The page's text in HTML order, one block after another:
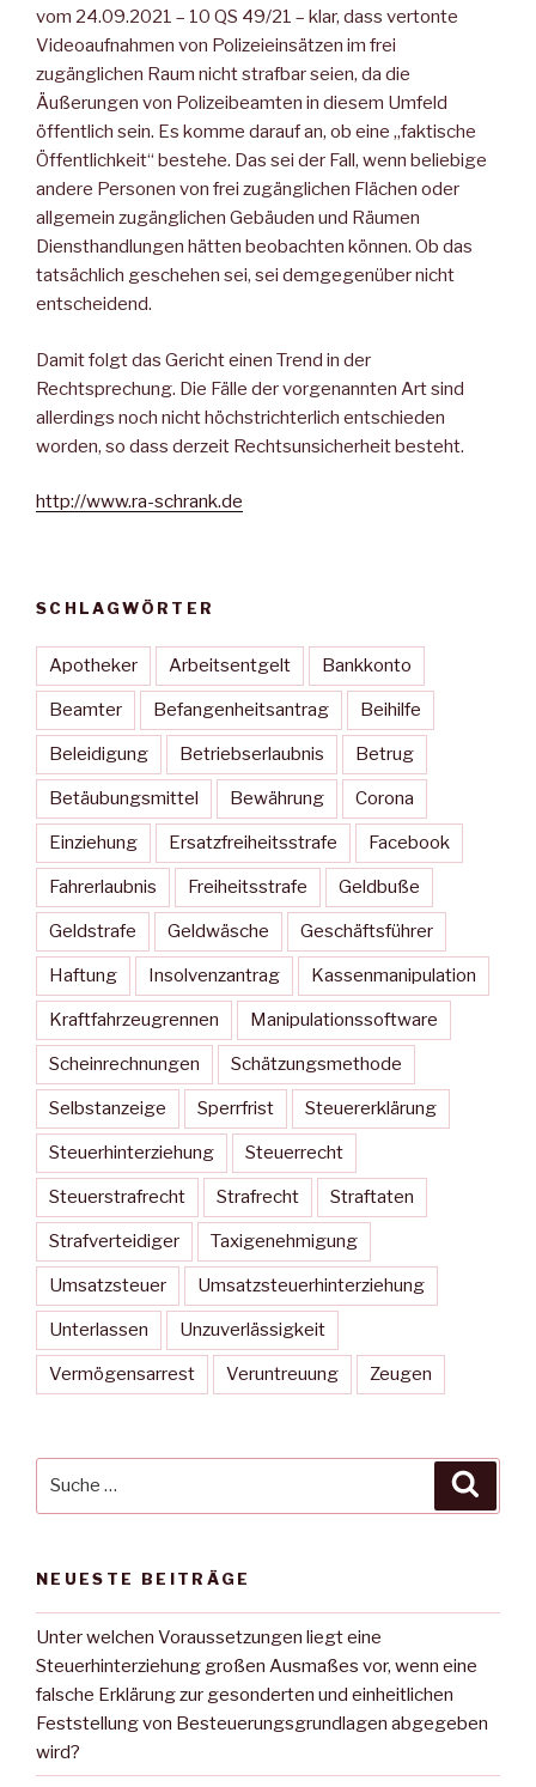
vom 24.09.2021 – 10 QS 49/21 – klar, dass vertonte
Videoaufnahmen von Polizeieinsätzen im frei
zugänglichen Raum nicht strafbar seien, da die
Äußerungen von Polizeibeamten in diesem Umfeld
öffentlich sein. Es komme darauf an, ob eine „faktische
Öffentlichkeit“ bestehe. Das sei der Fall, wenn beliebige
andere Personen von frei zugänglichen Flächen oder
allgemein zugänglichen Gebäuden und Räumen
Diensthandlungen hätten beobachten können. Ob das
tatsächlich geschehen sei, sei demgegenüber nicht
entscheidend.
Damit folgt das Gericht einen Trend in der
Rechtsprechung. Die Fälle der vorgenannten Art sind
allerdings noch nicht höchstrichterlich entschieden
worden, so dass derzeit Rechtsunsicherheit besteht.
http://www.ra-schrank.de
SCHLAGWÖRTER
Apotheker Arbeitsentgelt Bankkonto
Beamter Befangenheitsantrag Beihilfe
Beleidigung Betriebserlaubnis Betrug
Betäubungsmittel Bewährung Corona
Einziehung Ersatzfreiheitsstrafe Facebook
Fahrerlaubnis Freiheitsstrafe Geldbuße
Geldstrafe Geldwäsche Geschäftsführer
Haftung Insolvenzantrag Kassenmanipulation
Kraftfahrzeugrennen Manipulationssoftware
Scheinrechnungen Schätzungsmethode
Selbstanzeige Sperrfrist Steuererklärung
Steuerhinterziehung Steuerrecht
Steuerstrafrecht Strafrecht Straftaten
Strafverteidiger Taxigenehmigung
Umsatzsteuer Umsatzsteuerhinterziehung
Unterlassen Unzuverlässigkeit
Vermögensarrest Veruntreuung Zeugen
NEUESTE BEITRÄGE
Unter welchen Voraussetzungen liegt eine
Steuerhinterziehung großen Ausmaßes vor, wenn eine
falsche Erklärung zur gesonderten und einheitlichen
Feststellung von Besteuerungsgrundlagen abgegeben
wird?